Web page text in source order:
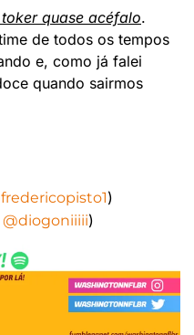
quase acéfalo.
de todos os tempos
e, como já falei
quando sairmos
)
@diogoniiiii)